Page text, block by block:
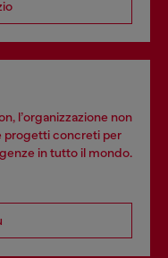
l’organizzazione non
progetti concreti per
in tutto il mondo.